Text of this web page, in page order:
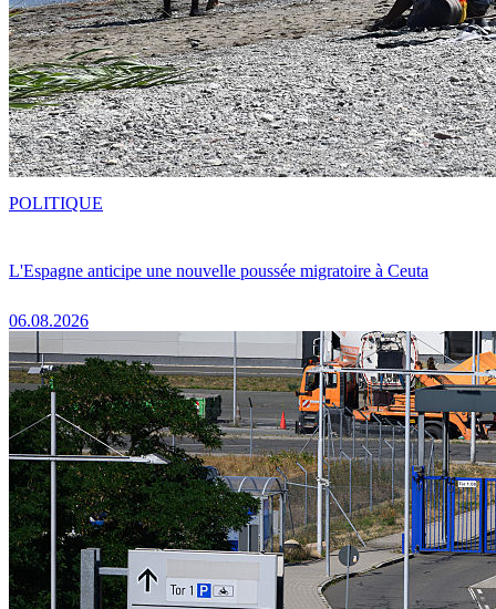
L'Espagne anticipe une nouvelle poussée migratoire à Ceuta
06.08.2026
POLITIQUE